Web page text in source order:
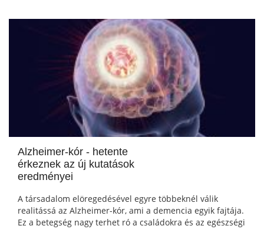
Alzheimer-kór - hetente
érkeznek az új kutatások
eredményei
A társadalom elöregedésével egyre többeknél válik
realitássá az Alzheimer-kór, ami a demencia egyik fajtája.
Ez a betegség nagy terhet ró a családokra és az egészségi